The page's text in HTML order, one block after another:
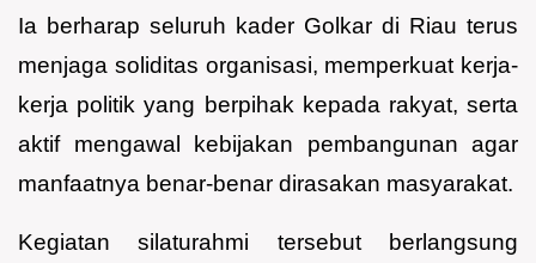
Ia berharap seluruh kader Golkar di Riau terus
menjaga soliditas organisasi, memperkuat kerja-
kerja politik yang berpihak kepada rakyat, serta
aktif mengawal kebijakan pembangunan agar
manfaatnya benar-benar dirasakan masyarakat.
Kegiatan silaturahmi tersebut berlangsung